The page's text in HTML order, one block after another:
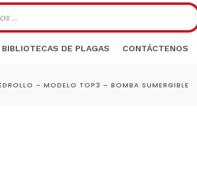
BIBLIOTECAS DE PLAGAS CONTÁCTENOS
– MODELO TOP3 – BOMBA SUMERGIBLE